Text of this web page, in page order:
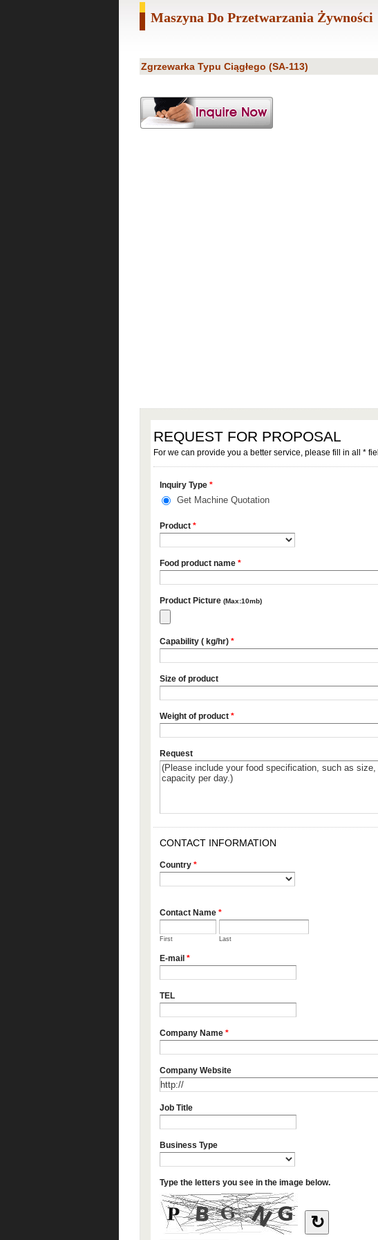
Maszyna Do Przetwarzania Żywności
Zgrzewarka Typu Ciągłego (SA-113)